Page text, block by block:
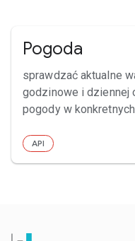
Pogoda
sprawdzać aktualne
godzinowe i dziennej
pogody w
API